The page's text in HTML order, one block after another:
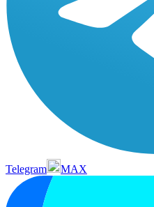
Telegram MAX